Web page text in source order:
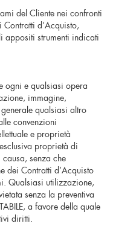
del Cliente nei confronti
Contratti d’Acquisto,
appositi strumenti indicati
ogni e qualsiasi opera
immagine,
qualsiasi altro
convenzioni
e proprietà
proprietà di
causa, senza che
dei Contratti d’Acquisto
Qualsiasi utilizzazione,
senza la preventiva
a favore della quale
diritti.